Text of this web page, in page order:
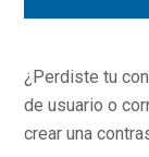
¿Perdiste tu
de usuario o
crear una